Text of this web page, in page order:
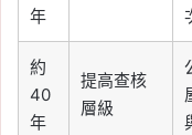
年
約
40
年
提高查核
層級